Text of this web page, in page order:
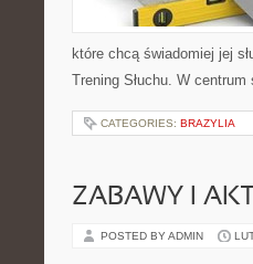
które chcą świadomiej jej
Trening Słuchu. W
CATEGORIES: BRAZYLIA
ZABAWY I
POSTED BY ADMIN